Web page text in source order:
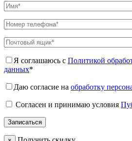
Я соглашаюсь с Политикой
данных*
Даю согласие на обработку
Согласен и принимаю условия